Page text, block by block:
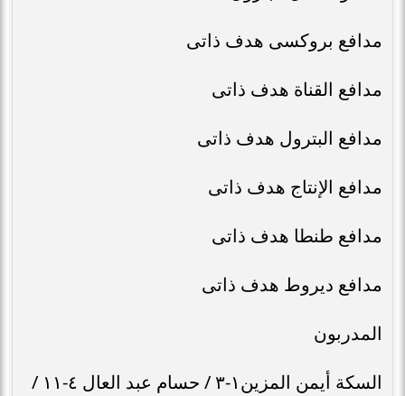
مدافع بروكسى هدف ذاتى
مدافع القناة هدف ذاتى
مدافع البترول هدف ذاتى
مدافع الإنتاج هدف ذاتى
مدافع طنطا هدف ذاتى
مدافع ديروط هدف ذاتى
المدربون
السكة أيمن المزين١-٣ / حسام عبد العال ٤-١١ /